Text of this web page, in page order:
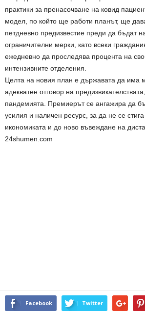
практики за пренасочване на ковид
модел, по който ще работи планът, ще
петдневно предизвестие преди да бъдат
ограничителни мерки, като всеки
ежедневно да проследява процента на
интензивните отделения.
Целта на новия план е държавата да има
адекватен отговор на
пандемията. Премиерът се ангажира да
усилия и наличен ресурс, за да не се
икономиката и до ново въвеждане на
24shumen.com
Facebook Twitter